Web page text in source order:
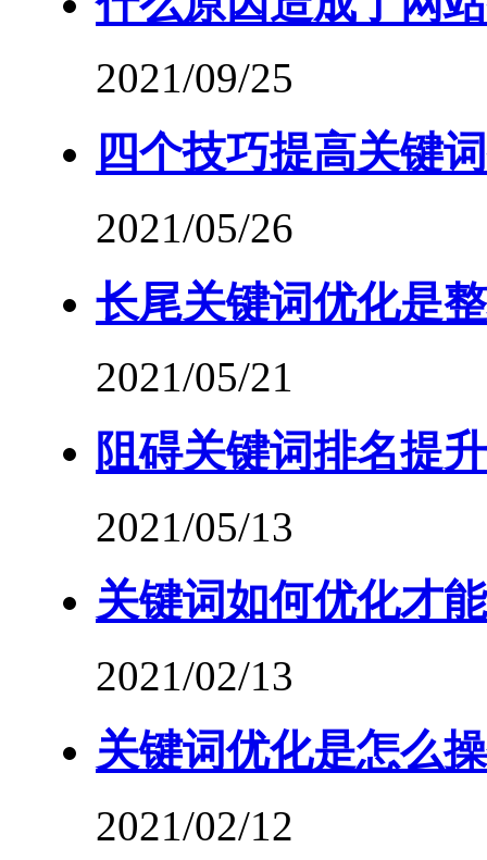
2021/09/25
四个技巧提高关键
2021/05/26
长尾关键词优化是
2021/05/21
阻碍关键词排名提
2021/05/13
关键词如何优化才
2021/02/13
关键词优化是怎么
2021/02/12